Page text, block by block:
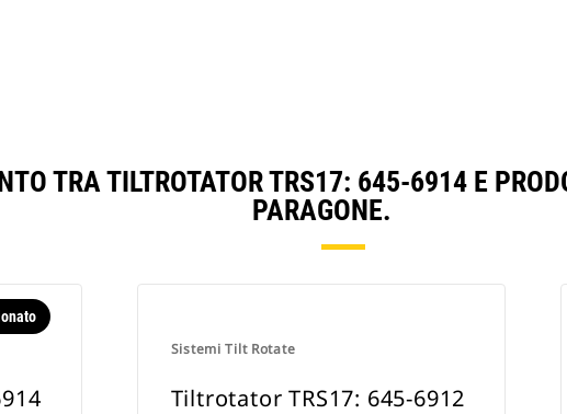
TRA TILTROTATOR TRS17: 645-6914 E
PARAGONE.
Sistemi Tilt Rotate
Tiltrotator TRS17: 645-6912